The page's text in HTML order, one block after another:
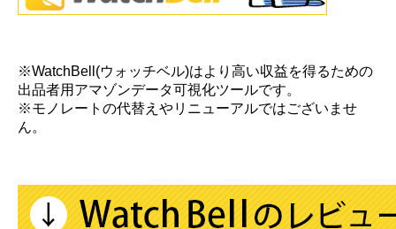
※WatchBell(ウォッチベル)はより高い収益を得るための
出品者用アマゾンデータ可視化ツールです。
※モノレートの代替えやリニューアルではございませ
ん。